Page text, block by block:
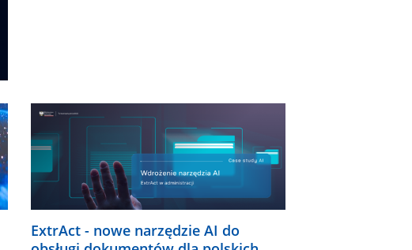
ExtrAct - nowe narzędzie AI do